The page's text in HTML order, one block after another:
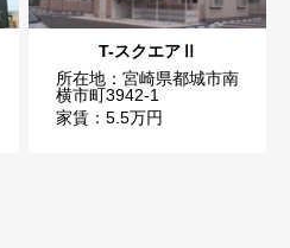
T-スクエアⅡ
所在地：宮崎県都城市南
横市町3942-1
家賃：5.5万円